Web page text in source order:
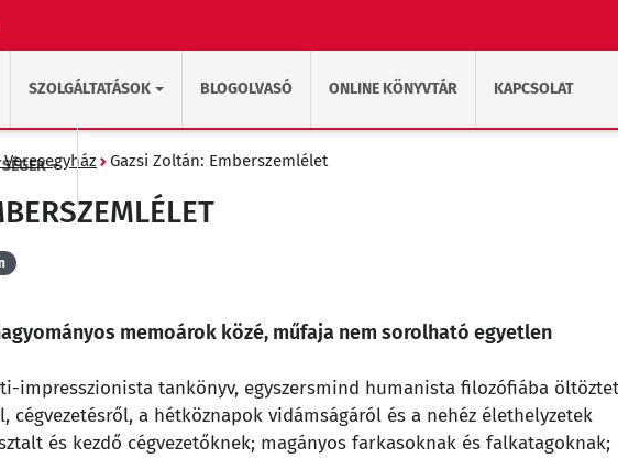
SZOLGÁLTATÁSOK BLOGOLVASÓ ONLINE KÖNYVTÁR KAPCSOLAT
Gazsi Zoltán: Emberszemlélet
memoárok közé, műfaja nem sorolható egyetlen
impresszionista tankönyv, egyszersmind humanista filozófiába
cégvezetésről, a hétköznapok vidámságáról és a nehéz élethelyzetek
és kezdő cégvezetőknek; magányos farkasoknak és falkatagoknak;